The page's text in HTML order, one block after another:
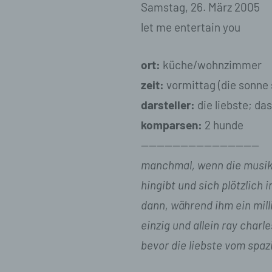
Samstag, 26. März 2005
let me entertain you
ort: küche/wohnzimmer
zeit: vormittag (die sonne
darsteller: die liebste;
komparsen: 2 hunde
———————————————
manchmal, wenn die
hingibt und sich plötzlich
dann, während ihm ein
einzig und allein ray
bevor die liebste vom